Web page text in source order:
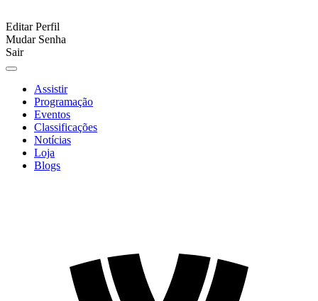
Editar Perfil
Mudar Senha
Sair
Assistir
Programação
Eventos
Classificações
Notícias
Loja
Blogs